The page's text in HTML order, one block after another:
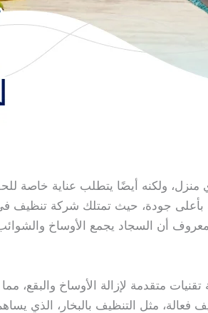
منزل، ولكنه أيضًا يتطلب عناية
جودة، حيث تمتلك شركة تنظيف في
أن السجاد يجمع الأوساخ
متقدمة لإزالة الأوساخ والبقع،
مثل التنظيف بالبخار، الذي